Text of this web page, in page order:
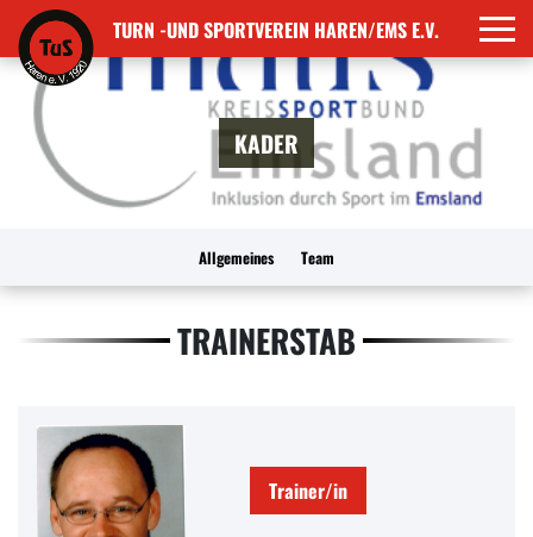
TURN -UND SPORTVEREIN HAREN/EMS E.V.
KADER
Allgemeines Team
TRAINERSTAB
Trainer/in